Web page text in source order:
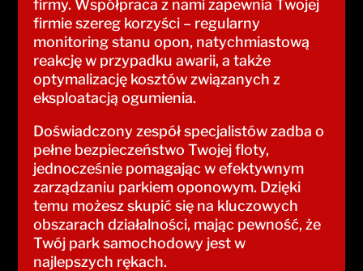
firmy. Współpraca z nami zapewnia Twojej
firmie szereg korzyści – regularny
monitoring stanu opon, natychmiastową
reakcję w przypadku awarii, a także
optymalizację kosztów związanych z
eksploatacją ogumienia.
Doświadczony zespół specjalistów zadba o
pełne bezpieczeństwo Twojej floty,
jednocześnie pomagając w efektywnym
zarządzaniu parkiem oponowym. Dzięki
temu możesz skupić się na kluczowych
obszarach działalności, mając pewność, że
Twój park samochodowy jest w
najlepszych rękach.